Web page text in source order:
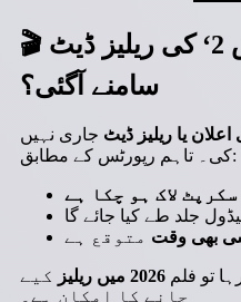
🎬 کیا ’تھری ایڈیٹس 2‘ کی ریلیز ڈیٹ
سامنے آگئی؟
یا ریلیز ڈیٹ جاری نہیں
کی۔ تاہم رپورٹس کے مطابق:
لاک ہو چکا ہے
جلد طے کیا جائے گا
متوقع ہے
تو فلم 2026 میں ریلیز
کیے
جانے کا امکان ہے۔